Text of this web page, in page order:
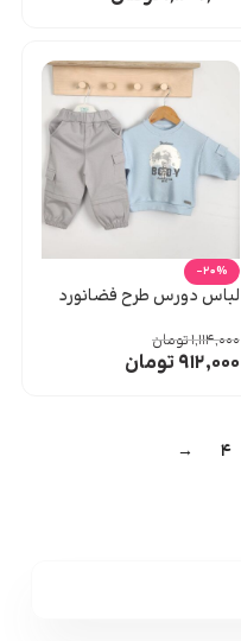
-20%
لباس دورس طرح فضانورد
۱,۱۱۴,۰۰۰تومان
۹۱۲,۰۰۰تومان
۴ →